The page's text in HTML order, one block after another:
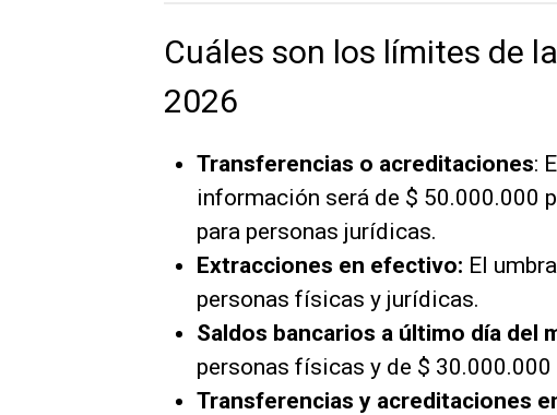
Cuáles son los límites de
2026
Transferencias o acreditaciones:
información será de $ 50.000.000
para personas jurídicas.
Extracciones en efectivo: El
personas físicas y jurídicas.
Saldos bancarios a último día del
personas físicas y de $
Transferencias y acreditaciones